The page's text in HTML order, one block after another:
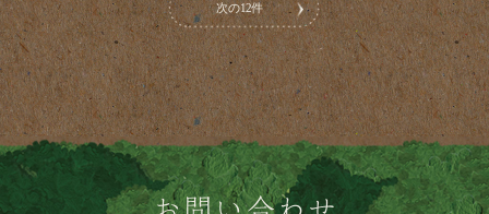
次の12件